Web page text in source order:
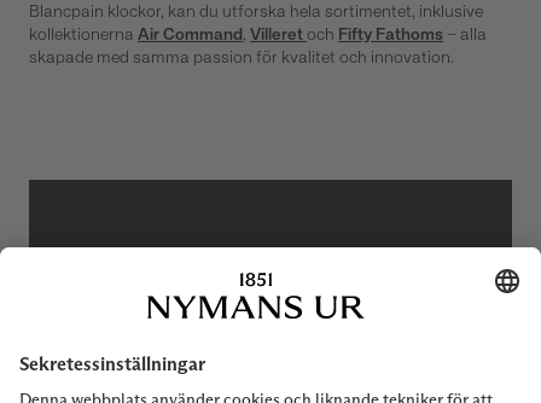
Blancpain klockor, kan du utforska hela sortimentet, inklusive
kollektionerna Air Command , Villeret och Fifty Fathoms – alla
skapade med samma passion för kvalitet och innovation.
BEHÖVER DU